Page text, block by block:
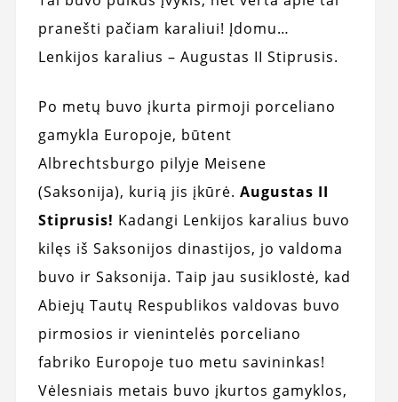
pranešti pačiam karaliui! Įdomu…
Lenkijos karalius – Augustas II Stiprusis.
Po metų buvo įkurta pirmoji porceliano
gamykla Europoje, būtent
Albrechtsburgo pilyje Meisene
(Saksonija), kurią jis įkūrė. Augustas II
Stiprusis! Kadangi Lenkijos karalius buvo
kilęs iš Saksonijos dinastijos, jo valdoma
buvo ir Saksonija. Taip jau susiklostė, kad
Abiejų Tautų Respublikos valdovas buvo
pirmosios ir vienintelės porceliano
fabriko Europoje tuo metu savininkas!
Vėlesniais metais buvo įkurtos gamyklos,